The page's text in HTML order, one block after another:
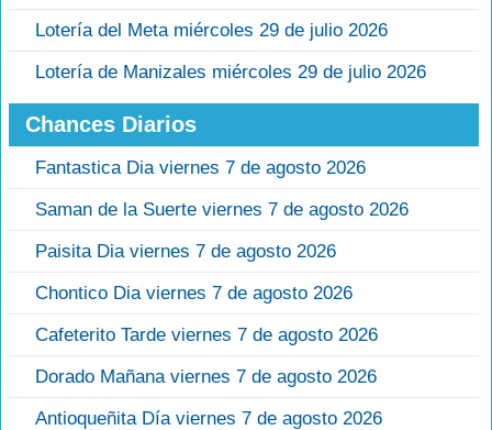
Lotería del Meta miércoles 29 de julio 2026
Lotería de Manizales miércoles 29 de julio 2026
Chances Diarios
Fantastica Dia viernes 7 de agosto 2026
Saman de la Suerte viernes 7 de agosto 2026
Paisita Dia viernes 7 de agosto 2026
Chontico Dia viernes 7 de agosto 2026
Cafeterito Tarde viernes 7 de agosto 2026
Dorado Mañana viernes 7 de agosto 2026
Antioqueñita Día viernes 7 de agosto 2026